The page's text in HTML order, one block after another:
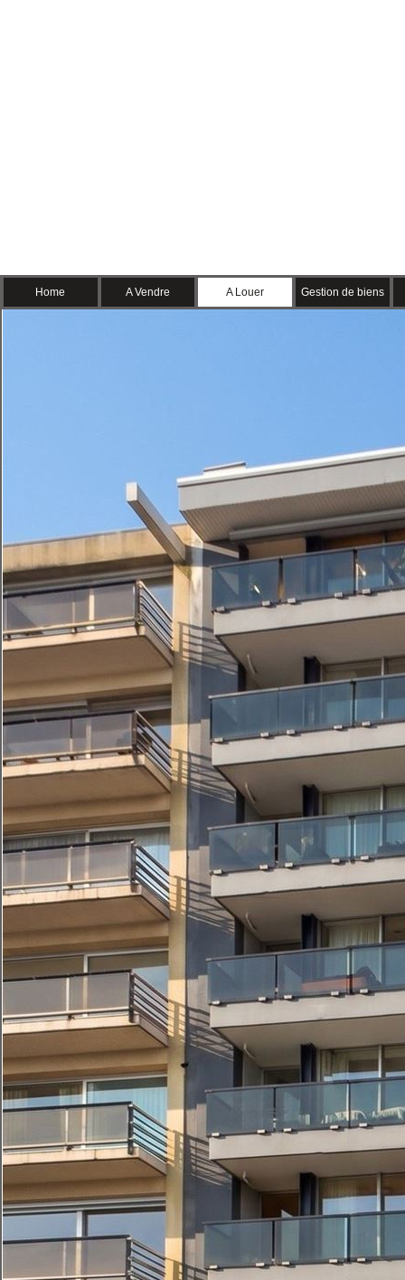
Home A Vendre A Louer Gestion de biens